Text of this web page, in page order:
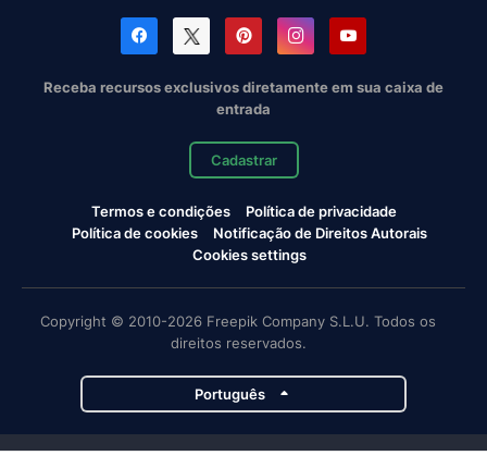
Receba recursos exclusivos diretamente em sua caixa de
entrada
Cadastrar
Termos e condições
Política de privacidade
Política de cookies
Notificação de Direitos Autorais
Cookies settings
Copyright © 2010-2026 Freepik Company S.L.U. Todos os
direitos reservados.
Português